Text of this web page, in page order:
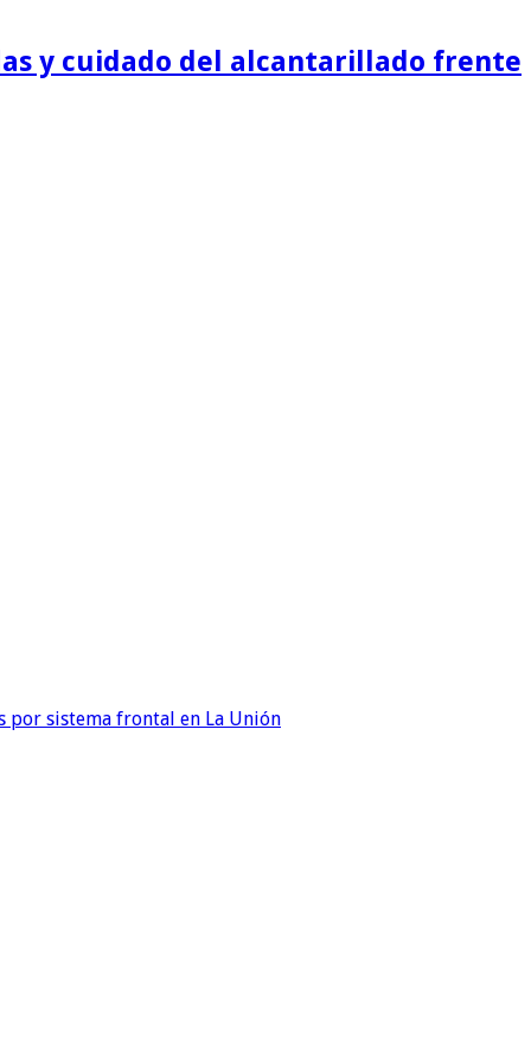
y cuidado del alcantarillado frente
por sistema frontal en La Unión